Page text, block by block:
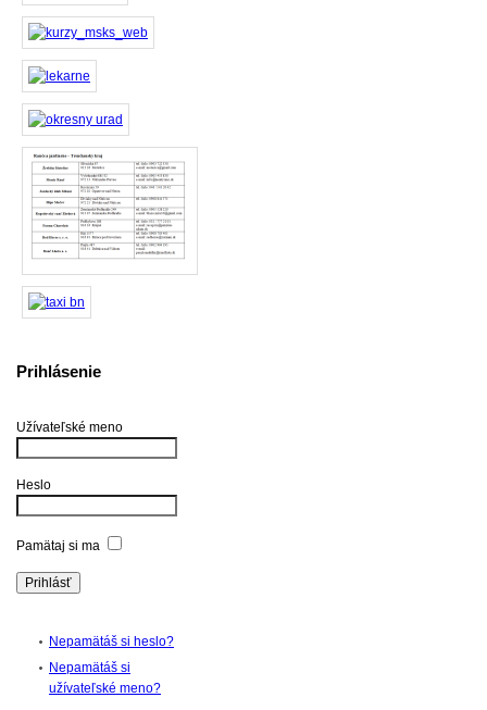
Prihlásenie
Užívateľské meno
Heslo
Pamätaj si ma
Nepamätáš si heslo?
Nepamätáš si
užívateľské meno?